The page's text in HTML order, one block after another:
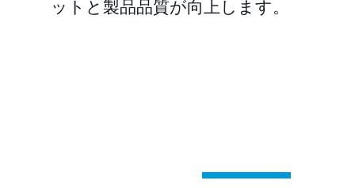
ットと製品品質が向上します。